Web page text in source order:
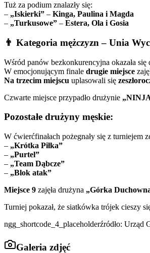
Tuż za podium znalazły się:
– „Iskierki” – Kinga, Paulina i Magda
– „Turkusowe” – Estera, Ola i Gosia
👨 Kategoria mężczyzn – Unia
Wśród panów bezkonkurencyjna okazała się
W emocjonującym finale drugie miejsce
Na trzecim miejscu uplasowali się
Czwarte miejsce przypadło drużynie
Pozostałe drużyny męskie:
W ćwierćfinałach pożegnały się z turniejem
– „Krótka Piłka”
– „Purtel”
– „Team Dąbcze”
– „Blok atak”
Miejsce 9 zajęła drużyna „Górka
Turniej pokazał, że siatkówka trójek cieszy
ngg_shortcode_4_placeholderźródło: Urząd
Galeria zdjęć